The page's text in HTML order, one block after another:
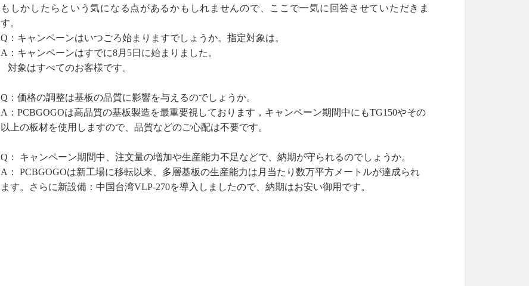
もしかしたらという気になる点があるかもしれませんので、ここで一気に回答させていただきま
す。
Q： キャンペーンはいつごろ始まりますでしょうか。指定対象は。
A： キャンペーンはすでに8月5日に始まりました。
対象はすべてのお客様です。
Q： 価格の調整は基板の品質に影響を与えるのでしょうか。
A： PCBGOGOは高品質の基板製造を最重要視しております，キャンペーン期間中にもTG150やその
以上の板材を使用しますので、品質などのご心配は不要です。
Q： キャンペーン期間中、注文量の増加や生産能力不足などで、納期が守られるのでしょうか。
A： PCBGOGOは新工場に移転以来、多層基板の生産能力は月当たり数万平方メートルが達成られ
ます。さらに新設備 ： 中国台湾VLP-270を導入しましたので、納期はお安い御用です。